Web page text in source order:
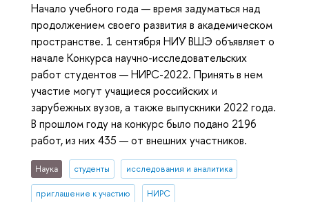
Начало учебного года — время задуматься над
продолжением своего развития в академическом
пространстве. 1 сентября НИУ ВШЭ объявляет о
начале Конкурса научно-исследовательских
работ студентов — НИРС-2022. Принять в нем
участие могут учащиеся российских и
зарубежных вузов, а также выпускники 2022 года.
В прошлом году на конкурс было подано 2196
работ, из них 435 — от внешних участников.
Наука студенты исследования и аналитика
приглашение к участию НИРС